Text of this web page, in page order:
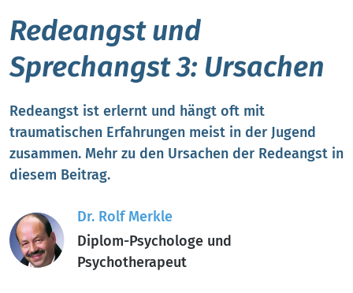
Redeangst und
Sprechangst 3: Ursachen
Redeangst ist erlernt und hängt oft mit
traumatischen Erfahrungen meist in der Jugend
zusammen. Mehr zu den Ursachen der Redeangst in
diesem Beitrag.
Dr. Rolf Merkle
Diplom-Psychologe und
Psychotherapeut